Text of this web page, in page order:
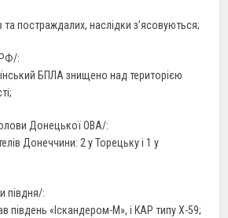
постраждалих, наслідки з’ясовуються;
:
БПЛА знищено над територією
Донецької ОВА/:
Донеччини: 2 у Торецьку і 1 у
півдня/:
південь «Іскандером-М», і КАР типу Х-59;